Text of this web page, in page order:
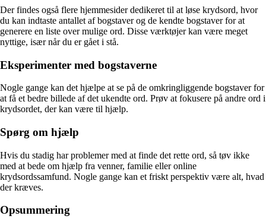
Der findes også flere hjemmesider dedikeret til at løse krydsord, hvor
du kan indtaste antallet af bogstaver og de kendte bogstaver for at
generere en liste over mulige ord. Disse værktøjer kan være meget
nyttige, især når du er gået i stå.
Eksperimenter med bogstaverne
Nogle gange kan det hjælpe at se på de omkringliggende bogstaver for
at få et bedre billede af det ukendte ord. Prøv at fokusere på andre ord i
krydsordet, der kan være til hjælp.
Spørg om hjælp
Hvis du stadig har problemer med at finde det rette ord, så tøv ikke
med at bede om hjælp fra venner, familie eller online
krydsordssamfund. Nogle gange kan et friskt perspektiv være alt, hvad
der kræves.
Opsummering